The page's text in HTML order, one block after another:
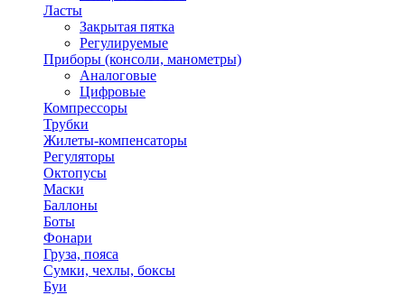
Ласты
Закрытая пятка
Регулируемые
Приборы (консоли, манометры)
Аналоговые
Цифровые
Компрессоры
Трубки
Жилеты-компенсаторы
Регуляторы
Октопусы
Маски
Баллоны
Боты
Фонари
Груза, пояса
Сумки, чехлы, боксы
Буи